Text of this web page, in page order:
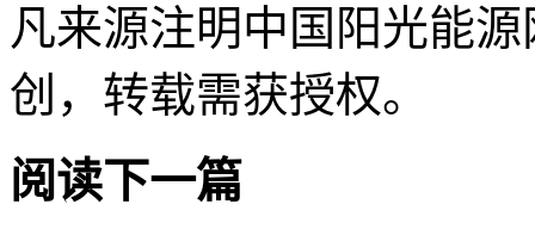
凡来源注明中国阳光能
创，转载需获授权。
阅读下一篇